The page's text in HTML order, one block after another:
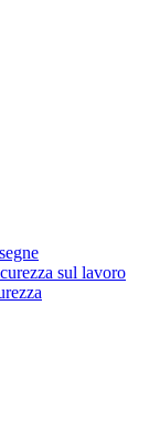
sul lavoro